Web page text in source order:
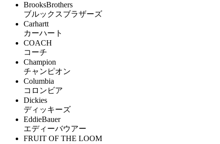
BrooksBrothers
ブルックスブラザーズ
Carhartt
カーハート
COACH
コーチ
Champion
チャンピオン
Columbia
コロンビア
Dickies
ディッキーズ
EddieBauer
エディーバウアー
FRUIT OF THE LOOM